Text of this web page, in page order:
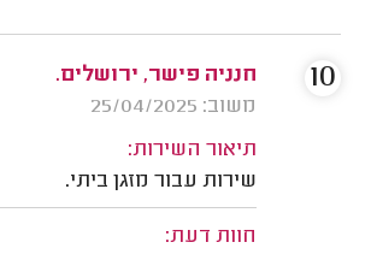
חנניה פישר, ירושלים.
משוב: 25/04/2025
תיאור השירות:
שירות עבור מזגן ביתי.
חוות דעת:
10